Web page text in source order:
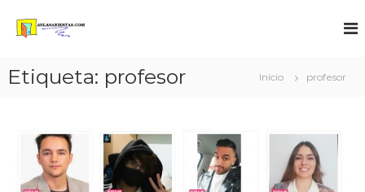
A
B
I
E
Etiqueta: profesor Inicio profesor